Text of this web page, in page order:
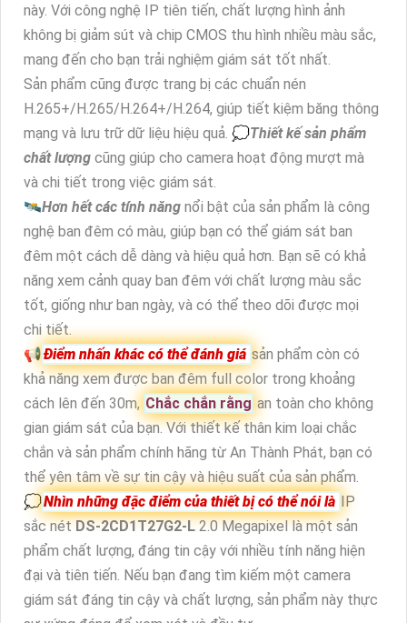
này. Với công nghệ IP tiên tiến, chất lượng hình ảnh
không bị giảm sút và chip CMOS thu hình nhiều màu sắc,
mang đến cho bạn trải nghiệm giám sát tốt nhất.
Sản phẩm cũng được trang bị các chuẩn nén
H.265+/H.265/H.264+/H.264, giúp tiết kiệm băng thông
mạng và lưu trữ dữ liệu hiệu quả. 💭Thiết kế sản phẩm
chất lượng cũng giúp cho camera hoạt động mượt mà
và chi tiết trong việc giám sát.
🛰Hơn hết các tính năng nổi bật của sản phẩm là công
nghệ ban đêm có màu, giúp bạn có thể giám sát ban
đêm một cách dễ dàng và hiệu quả hơn. Bạn sẽ có khả
năng xem cảnh quay ban đêm với chất lượng màu sắc
tốt, giống như ban ngày, và có thể theo dõi được mọi
chi tiết.
📢Điểm nhấn khác có thể đánh giá sản phẩm còn có
khả năng xem được ban đêm full color trong khoảng
cách lên đến 30m, Chắc chắn rằng an toàn cho không
gian giám sát của bạn. Với thiết kế thân kim loại chắc
chắn và sản phẩm chính hãng từ An Thành Phát, bạn có
thể yên tâm về sự tin cậy và hiệu suất của sản phẩm.
💭Nhìn những đặc điểm của thiết bị có thể nói là IP
sắc nétDS-2CD1T27G2-L2.0 Megapixel là một sản
phẩm chất lượng, đáng tin cậy với nhiều tính năng hiện
đại và tiên tiến. Nếu bạn đang tìm kiếm một camera
giám sát đáng tin cậy và chất lượng, sản phẩm này thực